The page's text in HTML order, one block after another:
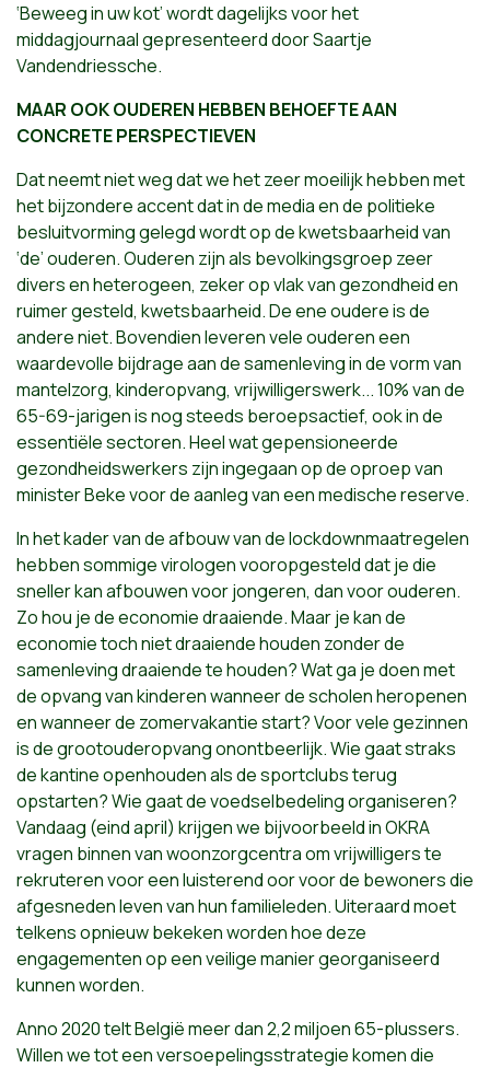
‘Beweeg in uw kot’ wordt dagelijks voor het
middagjournaal gepresenteerd door Saartje
Vandendriessche.
MAAR OOK OUDEREN HEBBEN BEHOEFTE AAN
CONCRETE PERSPECTIEVEN
Dat neemt niet weg dat we het zeer moeilijk hebben met
het bijzondere accent dat in de media en de politieke
besluitvorming gelegd wordt op de kwetsbaarheid van
‘de’ ouderen. Ouderen zijn als bevolkingsgroep zeer
divers en heterogeen, zeker op vlak van gezondheid en
ruimer gesteld, kwetsbaarheid. De ene oudere is de
andere niet. Bovendien leveren vele ouderen een
waardevolle bijdrage aan de samenleving in de vorm van
mantelzorg, kinderopvang, vrijwilligerswerk... 10% van de
65-69-jarigen is nog steeds beroepsactief, ook in de
essentiële sectoren. Heel wat gepensioneerde
gezondheidswerkers zijn ingegaan op de oproep van
minister Beke voor de aanleg van een medische reserve.
In het kader van de afbouw van de lockdownmaatregelen
hebben sommige virologen vooropgesteld dat je die
sneller kan afbouwen voor jongeren, dan voor ouderen.
Zo hou je de economie draaiende. Maar je kan de
economie toch niet draaiende houden zonder de
samenleving draaiende te houden? Wat ga je doen met
de opvang van kinderen wanneer de scholen heropenen
en wanneer de zomervakantie start? Voor vele gezinnen
is de grootouderopvang onontbeerlijk. Wie gaat straks
de kantine openhouden als de sportclubs terug
opstarten? Wie gaat de voedselbedeling organiseren?
Vandaag (eind april) krijgen we bijvoorbeeld in OKRA
vragen binnen van woonzorgcentra om vrijwilligers te
rekruteren voor een luisterend oor voor de bewoners die
afgesneden leven van hun familieleden. Uiteraard moet
telkens opnieuw bekeken worden hoe deze
engagementen op een veilige manier georganiseerd
kunnen worden.
Anno 2020 telt België meer dan 2,2 miljoen 65-plussers.
Willen we tot een versoepelingsstrategie komen die